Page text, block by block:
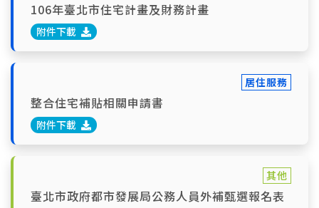
106年臺北市住宅計畫及財務計畫
附件下載
居住服務
整合住宅補貼相關申請書
附件下載
其他
臺北市政府都市發展局公務人員外補甄選報名表